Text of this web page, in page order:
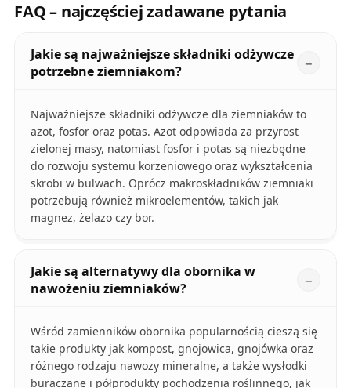
FAQ – najczęściej zadawane pytania
Jakie są najważniejsze składniki odżywcze
potrzebne ziemniakom?
Najważniejsze składniki odżywcze dla ziemniaków to
azot, fosfor oraz potas. Azot odpowiada za przyrost
zielonej masy, natomiast fosfor i potas są niezbędne
do rozwoju systemu korzeniowego oraz wykształcenia
skrobi w bulwach. Oprócz makroskładników ziemniaki
potrzebują również mikroelementów, takich jak
magnez, żelazo czy bor.
Jakie są alternatywy dla obornika w
nawożeniu ziemniaków?
Wśród zamienników obornika popularnością cieszą się
takie produkty jak kompost, gnojowica, gnojówka oraz
różnego rodzaju nawozy mineralne, a także wysłodki
buraczane i półprodukty pochodzenia roślinnego, jak